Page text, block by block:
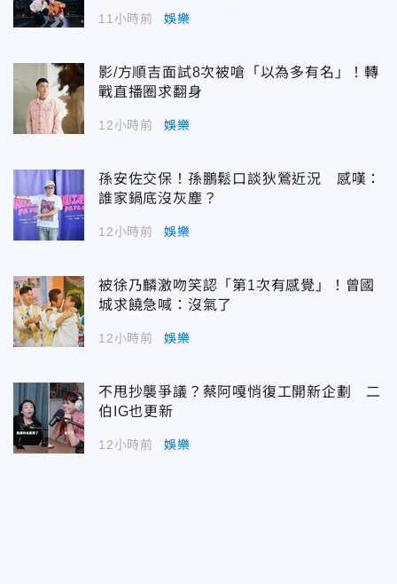
11小時前 娛樂
影/方順吉面試8次被嗆「以為多有名」！轉
戰直播圈求翻身
12小時前 娛樂
孫安佐交保！孫鵬鬆口談狄鶯近況 感嘆：
誰家鍋底沒灰塵？
12小時前 娛樂
被徐乃麟激吻笑認「第1次有感覺」！曾國
城求饒急喊：沒氣了
12小時前 娛樂
不甩抄襲爭議？蔡阿嘎悄復工開新企劃 二
伯IG也更新
12小時前 娛樂